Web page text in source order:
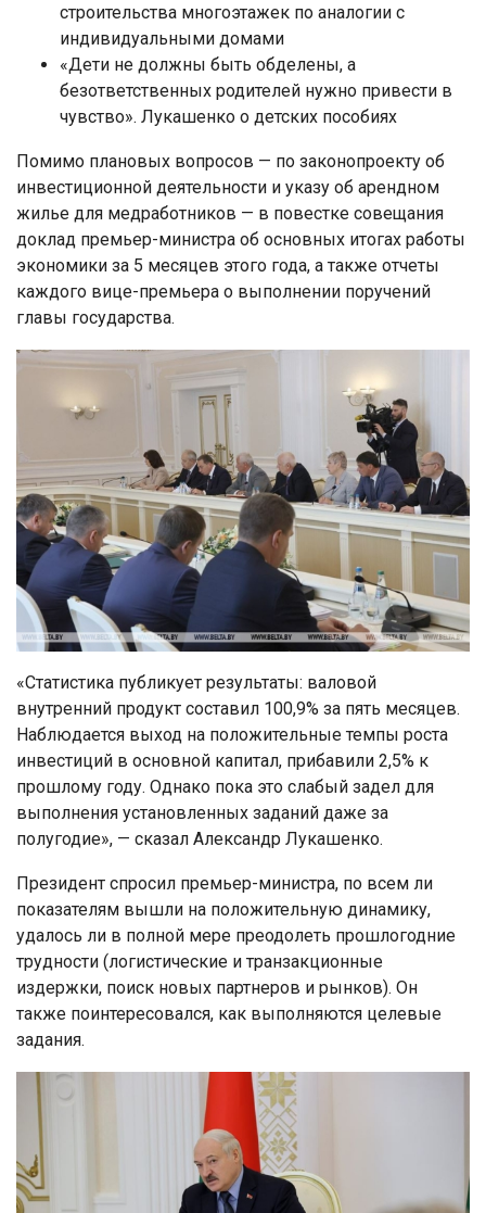
строительства многоэтажек по аналогии с
индивидуальными домами
«Дети не должны быть обделены, а
безответственных родителей нужно привести в
чувство». Лукашенко о детских пособиях
Помимо плановых вопросов — по законопроекту об
инвестиционной деятельности и указу об арендном
жилье для медработников — в повестке совещания
доклад премьер-министра об основных итогах работы
экономики за 5 месяцев этого года, а также отчеты
каждого вице-премьера о выполнении поручений
главы государства.
«Статистика публикует результаты: валовой
внутренний продукт составил 100,9% за пять месяцев.
Наблюдается выход на положительные темпы роста
инвестиций в основной капитал, прибавили 2,5% к
прошлому году. Однако пока это слабый задел для
выполнения установленных заданий даже за
полугодие», — сказал Александр Лукашенко.
Президент спросил премьер-министра, по всем ли
показателям вышли на положительную динамику,
удалось ли в полной мере преодолеть прошлогодние
трудности (логистические и транзакционные
издержки, поиск новых партнеров и рынков). Он
также поинтересовался, как выполняются целевые
задания.